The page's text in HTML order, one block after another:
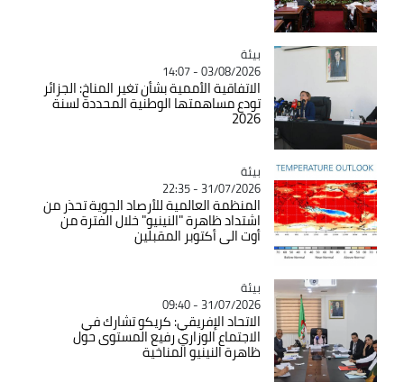
Catégorie
بيئة
03/08/2026 - 14:07
الاتفاقية الأممية بشأن تغير المناخ: الجزائر
تودع مساهمتها الوطنية المحددة لسنة
2026
Catégorie
بيئة
31/07/2026 - 22:35
المنظمة العالمية للأرصاد الجوية تحذر من
اشتداد ظاهرة "النينيو" خلال الفترة من
أوت الى أكتوبر المقبلين
Catégorie
بيئة
31/07/2026 - 09:40
الاتحاد الإفريقي: كريكو تشارك في
الاجتماع الوزاري رفيع المستوى حول
ظاهرة النينيو المناخية